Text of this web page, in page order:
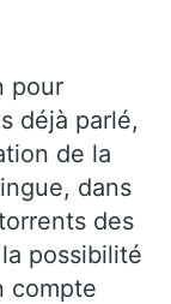
pour
déjà parlé,
de la
dans
des
possibilité
compte